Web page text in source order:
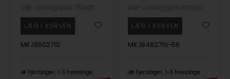
MKJ8502710
Fjernlager 1-3 hverdage
MKJ8482710-56
Fjernlager 1-3 hverdage